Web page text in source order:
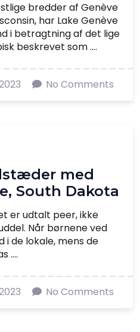
bredder af Genève
har Lake Genève
i betragtning af det lige
beskrevet som ....
No Comments
med
South Dakota
er udtalt peer, ikke
Når børnene ved
i de lokale, mens de
....
No Comments